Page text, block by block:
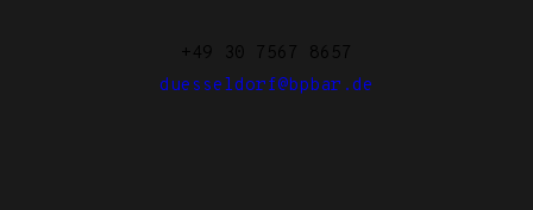
+49 30 7567 8657
duesseldorf@bpbar.de